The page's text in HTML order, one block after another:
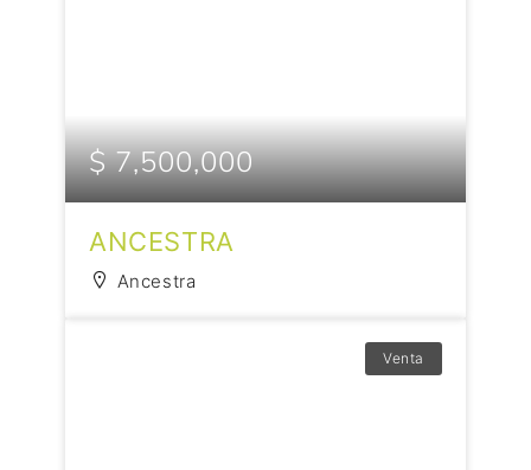
$ 7,500,000
ANCESTRA
Ancestra
Venta